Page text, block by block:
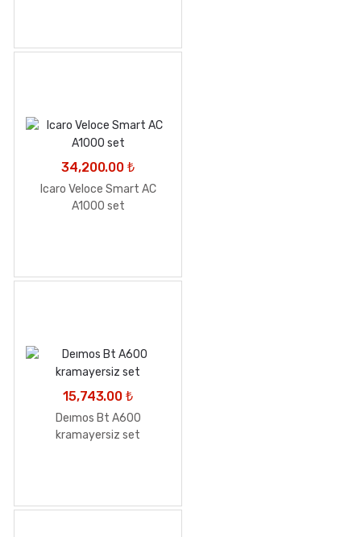
34,200.00 ₺
Icaro Veloce Smart AC
A1000 set
15,743.00 ₺
Deımos Bt A600
kramayersiz set